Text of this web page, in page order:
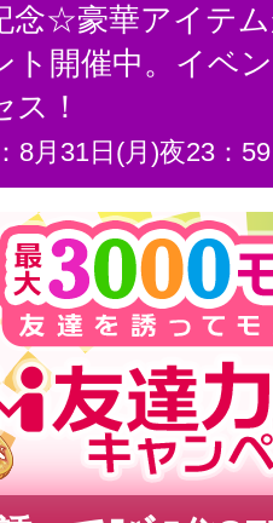
念☆豪華アイテム
ト開催中。イベ
！
8月31日(月)夜23：59